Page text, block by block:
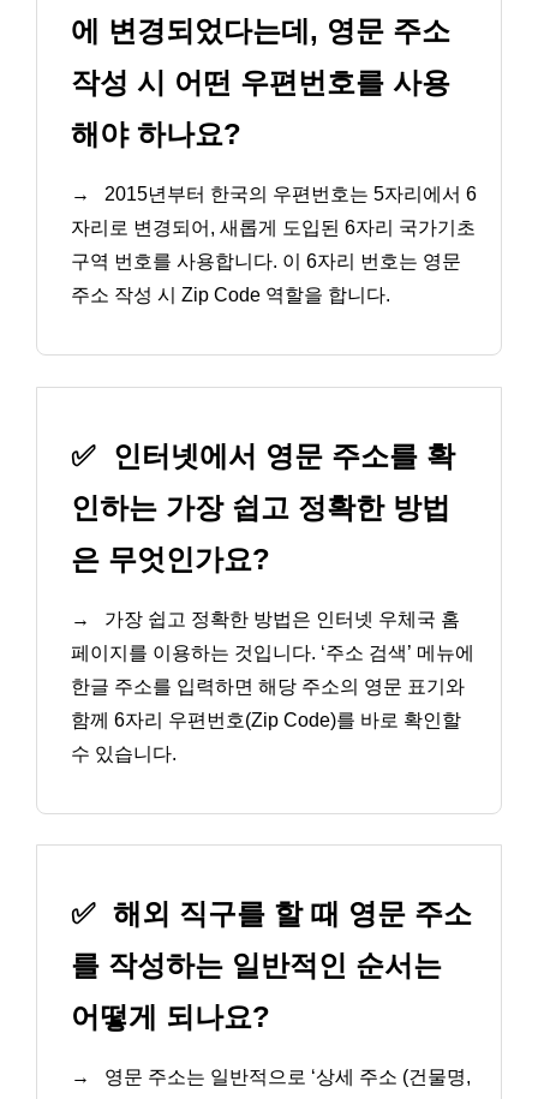
에 변경되었다는데, 영문 주소
작성 시 어떤 우편번호를 사용
해야 하나요?
→
2015년부터 한국의 우편번호는 5자리에서 6
자리로 변경되어, 새롭게 도입된 6자리 국가기초
구역 번호를 사용합니다. 이 6자리 번호는 영문
주소 작성 시 Zip Code 역할을 합니다.
✅
인터넷에서 영문 주소를 확
인하는 가장 쉽고 정확한 방법
은 무엇인가요?
→
가장 쉽고 정확한 방법은 인터넷 우체국 홈
페이지를 이용하는 것입니다. ‘주소 검색’ 메뉴에
한글 주소를 입력하면 해당 주소의 영문 표기와
함께 6자리 우편번호(Zip Code)를 바로 확인할
수 있습니다.
✅ 해외 직구를 할 때 영문 주소
를 작성하는 일반적인 순서는
어떻게 되나요?
→
영문 주소는 일반적으로 ‘상세 주소 (건물명,